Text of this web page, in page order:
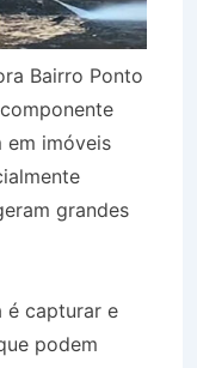
Bairro Ponto
em imóveis
grandes
é capturar e
podem